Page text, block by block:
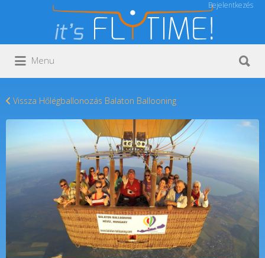
Bejelentkezés
Keresés:
Menu
Vissza Hőlégballonozás Balaton Ballooning